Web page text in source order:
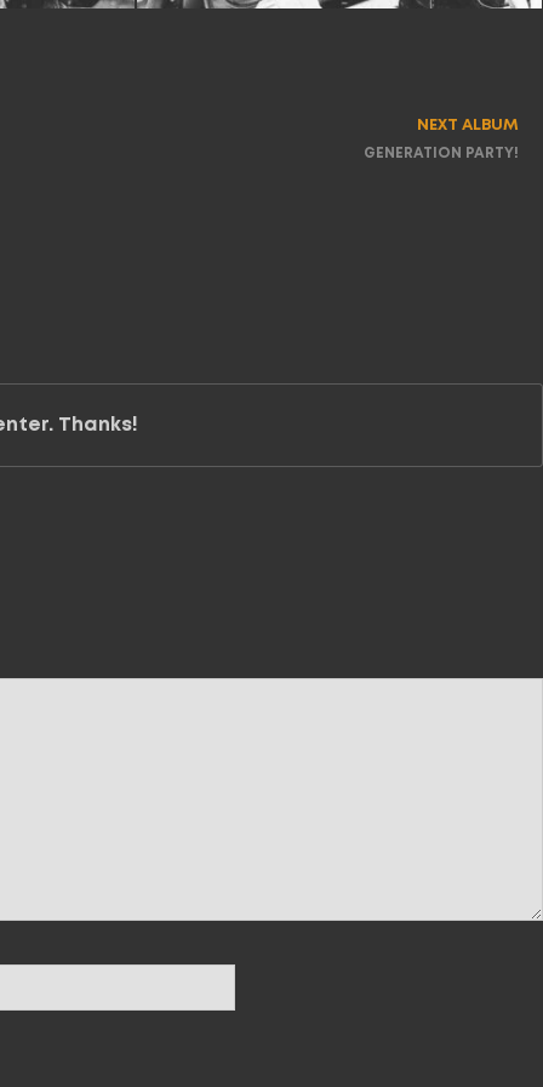
NEXT ALBUM
GENERATION PARTY!
Thanks!